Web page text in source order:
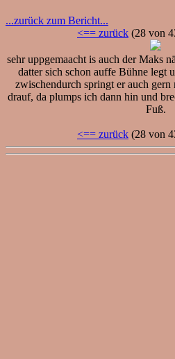
...zurück zum Bericht...
<== zurück (28 von
sehr uppgemaacht is auch der Maks
datter sich schon auffe Bühne legt
zwischendurch springt er auch
drauf, da plumps ich dann hin und
Fuß.
<== zurück (28 von